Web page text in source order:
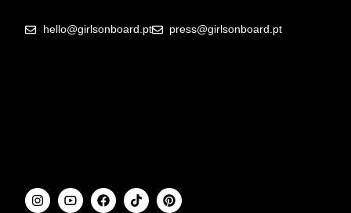
hello@girlsonboard.pt press@girlsonboard.pt